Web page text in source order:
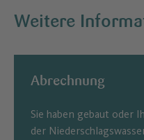
Weitere
Abrechnung
Sie haben gebaut oder
der